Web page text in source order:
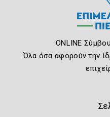
ONLINE
Όλα όσα αφορούν την